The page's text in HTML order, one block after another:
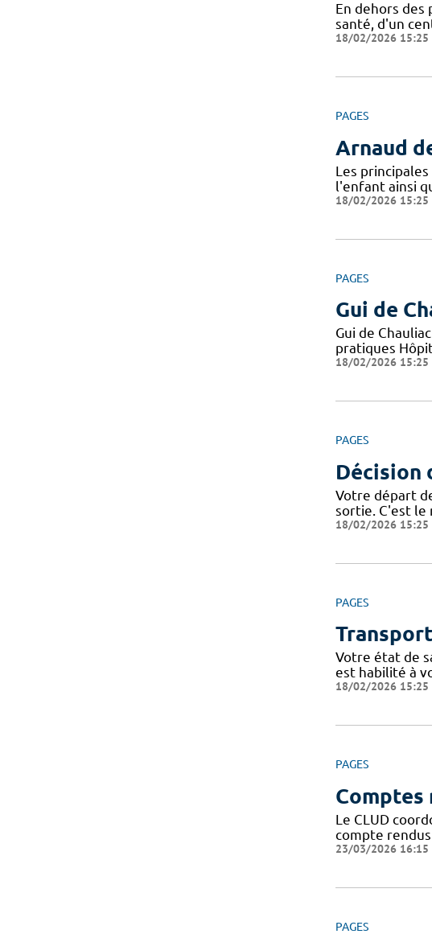
En dehors
santé, d'un
18/02/2026 15:25
PAGES
Arnaud
Les
l'enfant ainsi
18/02/2026 15:25
PAGES
Gui de
Gui de
pratiques
18/02/2026 15:25
PAGES
Décision
Votre départ
sortie. C'est le
18/02/2026 15:25
PAGES
Votre état de
est habilité à
18/02/2026 15:25
PAGES
Comptes
Le CLUD
compte
23/03/2026 16:15
PAGES